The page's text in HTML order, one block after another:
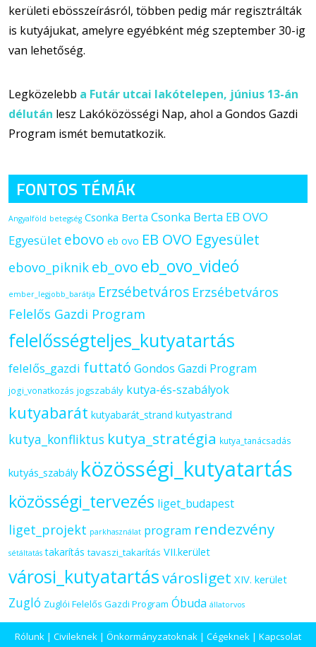
kerületi ebösszeírásról, többen pedig már regisztrálták
is kutyájukat, amelyre egyébként még szeptember 30-ig
van lehetőség.
Legközelebb a Futár utcai lakótelepen, június 13-án
délután lesz Lakóközösségi Nap, ahol a Gondos Gazdi
Program ismét bemutatkozik.
FONTOS TÉMÁK
Angyalföld betegség Csonka Berta Csonka Berta EB OVO
Egyesület ebovo eb ovo EB OVO Egyesület
ebovo_piknik eb_ovo eb_ovo_videó
ember_legjobb_barátja Erzsébetváros Erzsébetváros
Felelős Gazdi Program
felelősségteljes_kutyatartás
felelős_gazdi futtató Gondos Gazdi Program
jogi_vonatkozás jogszabály kutya-és-szabályok
kutyabarát kutyabarát_strand kutyastrand
kutya_konfliktus kutya_stratégia kutya_tanácsadás
kutyás_szabály közösségi_kutyatartás
közösségi_tervezés liget_budapest
liget_projekt parkhasználat program rendezvény
sétáltatás takarítás tavaszi_takarítás VII.kerület
városi_kutyatartásvárosliget XIV. kerület
Zugló Zuglói Felelős Gazdi Program Óbuda állatorvos
Rólunk | Civileknek | Önkormányzatoknak | Cégeknek | Kapcsolat